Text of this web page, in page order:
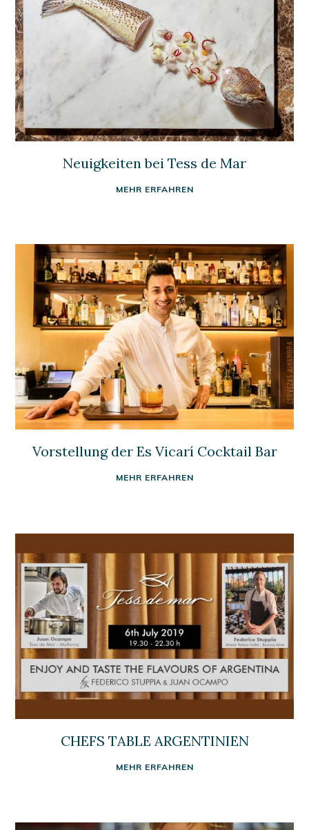
Neuigkeiten bei Tess de Mar
MEHR ERFAHREN
Vorstellung der Es Vicarí Cocktail Bar
MEHR ERFAHREN
CHEFS TABLE ARGENTINIEN
MEHR ERFAHREN